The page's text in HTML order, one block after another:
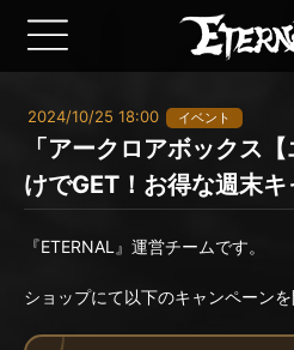
2024/10/25 18:00 イベント
「アークロアボックス
けでGET！お得な週末キ
『ETERNAL』運営チームです。
ショップにて以下のキャンペーンを